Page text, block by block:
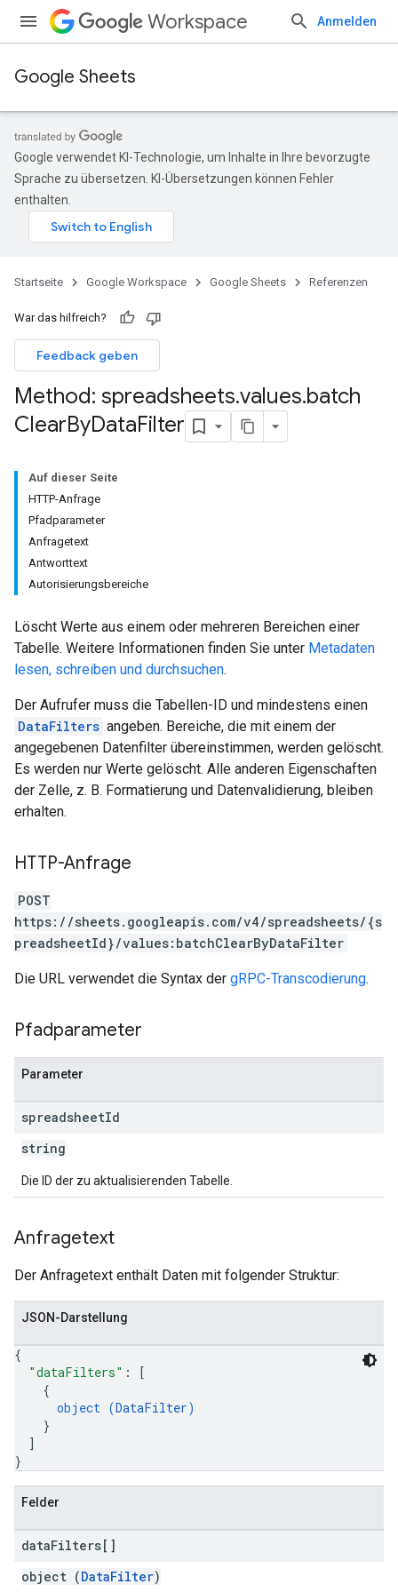
Workspace Anmelden
Google Sheets
Google verwendet KI-Technologie, um Inhalte in Ihre bevorzugte
Sprache zu übersetzen. KI-Übersetzungen können Fehler
enthalten.
Startseite Google Workspace Google Sheets Referenzen
War das hilfreich?
Feedback geben
Method: spreadsheets.values.batch
ClearByDataFilter
Auf dieser Seite
HTTP-Anfrage
Pfadparameter
Anfragetext
Antworttext
Autorisierungsbereiche
Löscht Werte aus einem oder mehreren Bereichen einer
Tabelle. Weitere Informationen finden Sie unter Metadaten
lesen, schreiben und durchsuchen.
Der Aufrufer muss die Tabellen-ID und mindestens einen
DataFilters angeben. Bereiche, die mit einem der
angegebenen Datenfilter übereinstimmen, werden gelöscht.
Es werden nur Werte gelöscht. Alle anderen Eigenschaften
der Zelle, z. B. Formatierung und Datenvalidierung, bleiben
erhalten.
HTTP-Anfrage
POST
https://sheets.googleapis.com/v4/spreadsheets/{s
preadsheetId}/values:batchClearByDataFilter
Die URL verwendet die Syntax der gRPC-Transcodierung.
Pfadparameter
Parameter
spreadsheetId
string
Die ID der zu aktualisierenden Tabelle.
Anfragetext
Der Anfragetext enthält Daten mit folgender Struktur:
JSON-Darstellung
{
"dataFilters" :
[
{
object (DataFilter)
}
]
}
Felder
dataFilters[]
object (DataFilter)